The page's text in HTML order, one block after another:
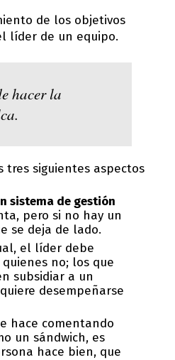
de los objetivos
líder de un equipo.
hacer la
siguientes aspectos
sistema de gestión
pero si no hay un
se deja de lado.
el líder debe
no; los que
subsidiar a un
desempeñarse
hace comentando
un sándwich, es
hace bien, que